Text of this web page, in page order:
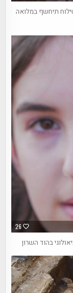
תיחשף במלואה
26